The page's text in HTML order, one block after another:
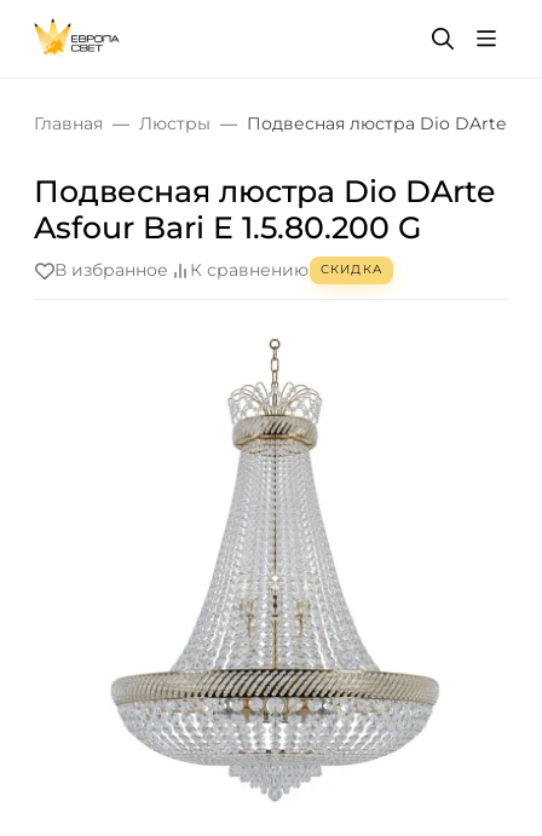
Главная Люстры Подвесная люстра Dio DArte
Подвесная люстра Dio DArte
Asfour Bari E 1.5.80.200 G
В избранное К сравнению СКИДКА